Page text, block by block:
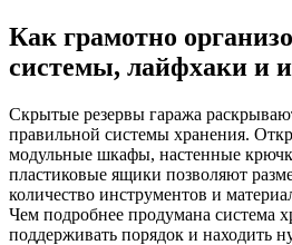
Как грамотно
системы, лайфхаки и
Скрытые резервы гаража
правильной системы хранения.
модульные шкафы, настенные
пластиковые ящики позволяют
количество инструментов и
Чем подробнее продумана система
поддерживать порядок и находить